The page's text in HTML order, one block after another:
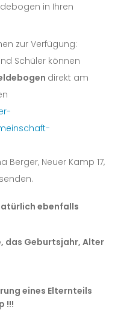
in Ihren
zur Verfügung:
Schüler können
direkt am
Berger, Neuer Kamp 17,
ebenfalls
das Geburtsjahr, Alter
eines Elternteils
!!!